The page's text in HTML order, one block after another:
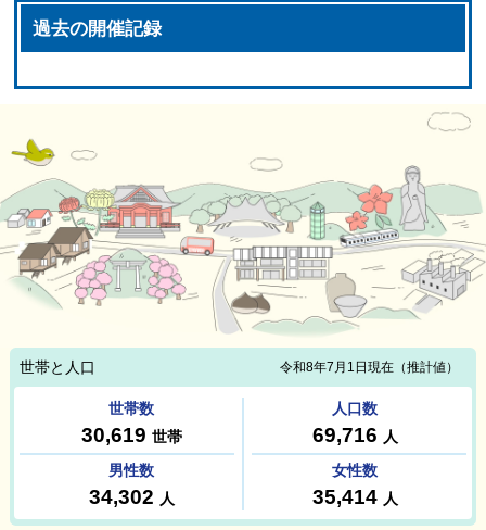
過去の開催記録